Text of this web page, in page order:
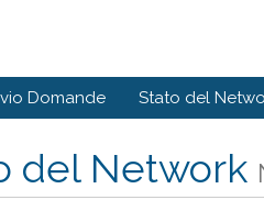
Domande Stato del
del Network